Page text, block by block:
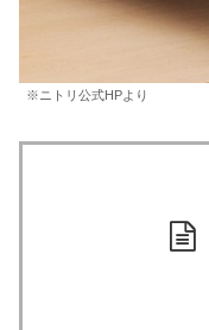
※ニトリ公式HPより